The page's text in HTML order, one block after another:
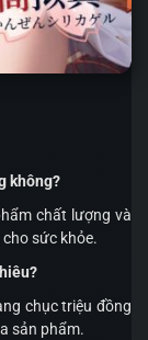
không?
chất lượng và
sức khỏe.
chục triệu đồng
sản phẩm.